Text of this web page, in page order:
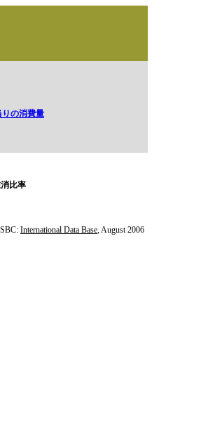
りの消費量
比率
International Data Base, August 2006